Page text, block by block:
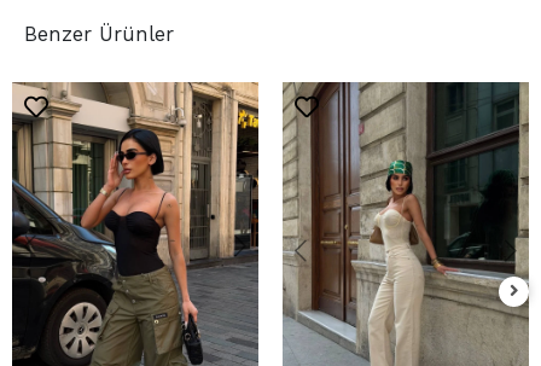
Benzer Ürünler